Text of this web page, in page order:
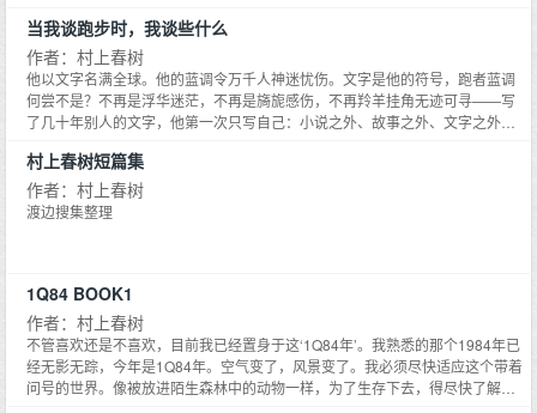
互寻觅对方的故事，并将这个简单故事变成复杂的长篇。我想将这个时代所有
世态立体地写出，成为我独有的综合小说。超越纯文学这一类型，采取多种尝
试。在当今时代的空气中嵌入人类的生命。
当我谈跑步时，我谈些什么
作者：村上春树
他以文字名满全球。他的蓝调令万千人神迷忧伤。文字是他的符号，跑者蓝调
何尝不是？不再是浮华迷茫，不再是旖旎感伤，不再羚羊挂角无迹可寻——写
了几十年别人的文字，他第一次只写自己：小说之外、故事之外、文字之外，
村上春树短篇集
作者：村上春树
渡边搜集整理
1Q84 BOOK1
作者：村上春树
不管喜欢还是不喜欢，目前我已经置身于这‘1Q84年’。我熟悉的那个1984年已
经无影无踪，今年是1Q84年。空气变了，风景变了。我必须尽快适应这个带着
问号的世界。像被放进陌生森林中的动物一样，为了生存下去，得尽快了解并